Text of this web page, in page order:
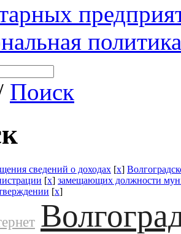
политика
Поиск
сведений о доходах [x]
[x] замещающих должности
[x]